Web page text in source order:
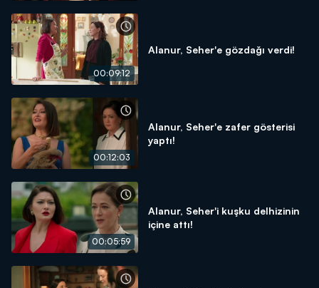
00:09:12
Alanur, Seher'e gözdağı verdi!
00:12:03
Alanur, Seher'e zafer gösterisi
yaptı!
00:05:59
Alanur, Seher'i kuşku delhizinin
içine attı!